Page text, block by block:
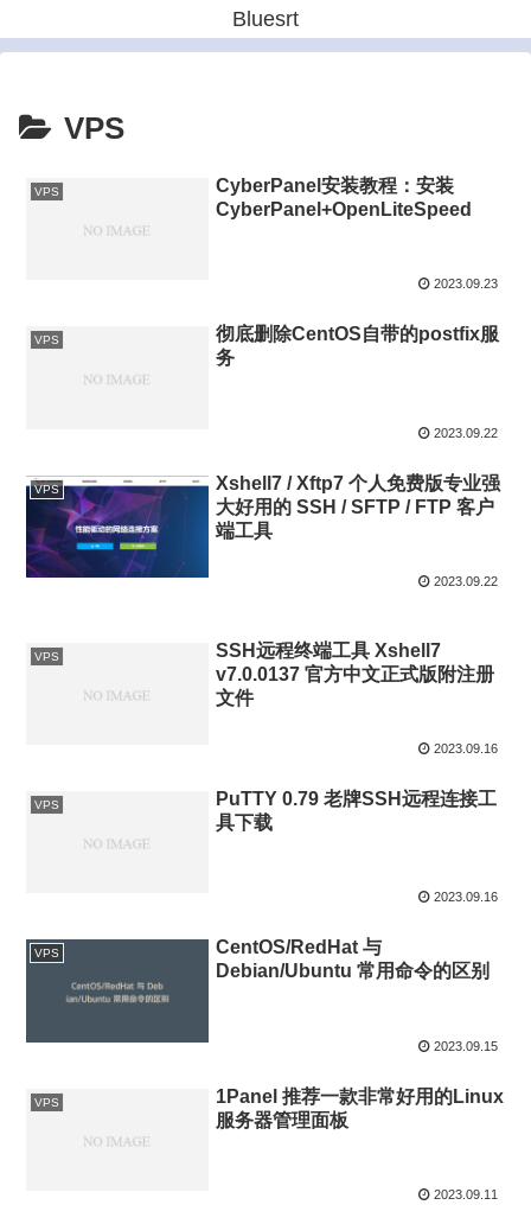
Bluesrt
VPS
VPS
CyberPanel安装教程：安装
CyberPanel+OpenLiteSpeed
2023.09.23
VPS
彻底删除CentOS自带的postfix服
务
2023.09.22
VPS
Xshell7 / Xftp7 个人免费版专业强
大好用的 SSH / SFTP / FTP 客户
端工具
2023.09.22
VPS
SSH远程终端工具 Xshell7
v7.0.0137 官方中文正式版附注册
文件
2023.09.16
VPS
PuTTY 0.79 老牌SSH远程连接工
具下载
2023.09.16
VPS
CentOS/RedHat 与
Debian/Ubuntu 常用命令的区别
2023.09.15
VPS
1Panel 推荐一款非常好用的Linux
服务器管理面板
2023.09.11